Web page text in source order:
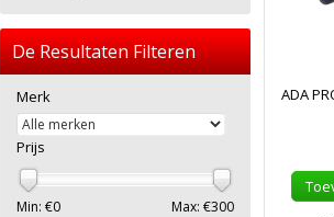
ADA
De Resultaten Filteren
Merk
Prijs
Min: €0 Max: €300